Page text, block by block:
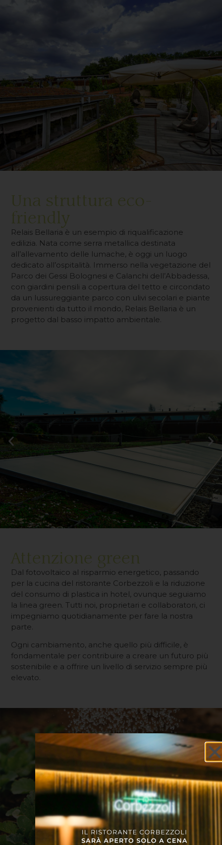
Una struttura eco-
friendly
Relais Bellaria è un esempio di riqualificazione
edilizia. Nata come serra metallica destinata
all’allevamento delle lumache, è oggi un luogo
dedicato all’ospitalità. Immerso nella vegetazione del
Parco dei Gessi Bolognesi e Calanchi dell’Abbadessa,
con giardini pensili a copertura del tetto e circondato
da un lussureggiante parco con ulivi secolari e piante
provenienti da tutto il mondo, Relais Bellaria è un
progetto dal basso impatto ambientale.
Attenzione green
Dal fotovoltaico al risparmio energetico, passando
per la cucina del ristorante Corbezzoli e la riduzione
del consumo di plastica in hotel, ovunque seguiamo
la linea green. Tutti noi, proprietari e collaboratori, ci
impegniamo quotidianamente per fare la nostra
parte.
Ogni cambiamento, anche quello più difficile, è
fondamentale per contribuire a creare un futuro più
sostenibile e a offrire un livello di servizio sempre più
elevato.